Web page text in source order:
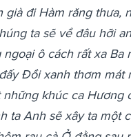
già đi Hàm răng thưa,
ta sẽ về đâu hỡi
ngoại ô cách rất xa Ba
Đồi xanh thơm mát
những khúc ca Hương
ta Anh sẽ xây ta một